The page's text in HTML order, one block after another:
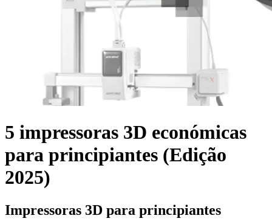
5 impressoras 3D económicas
para principiantes (Edição
2025)
Impressoras 3D para principiantes